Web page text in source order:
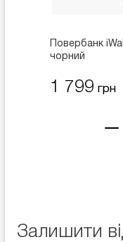
Повербанк
чорний
1 799 грн
Залишити